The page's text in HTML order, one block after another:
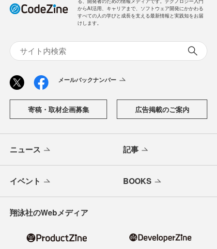
からAI活用、キャリアまで、ソフトウェア開発にかかわる
すべての人の学びと成長を支える最新情報と実践知をお届
けします。
メールバックナンバー
寄稿・取材企画募集 広告掲載のご案内
ニュース 記事
イベント BOOKS
翔泳社のWebメディア